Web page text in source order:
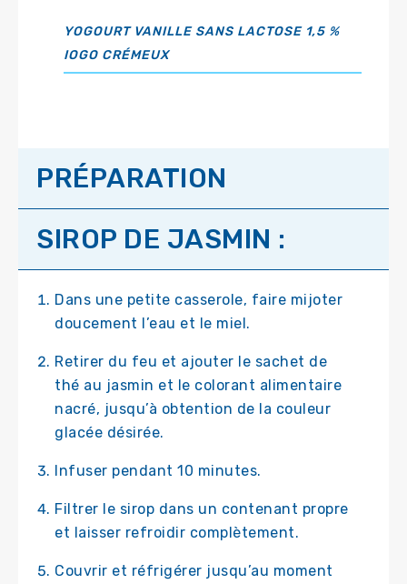
YOGOURT VANILLE SANS LACTOSE 1,5 %
IOGO CRÉMEUX
PRÉPARATION
SIROP DE JASMIN :
Dans une petite casserole, faire mijoter
doucement l’eau et le miel.
Retirer du feu et ajouter le sachet de
thé au jasmin et le colorant alimentaire
nacré, jusqu’à obtention de la couleur
glacée désirée.
Infuser pendant 10 minutes.
Filtrer le sirop dans un contenant propre
et laisser refroidir complètement.
Couvrir et réfrigérer jusqu’au moment